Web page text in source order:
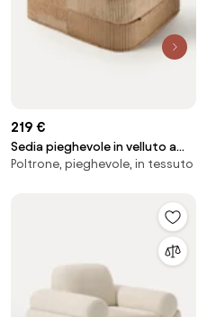
219 €
Sedia pieghevole in velluto a
coste per bambini Sugar
Poltrone, pieghevole, in tessuto